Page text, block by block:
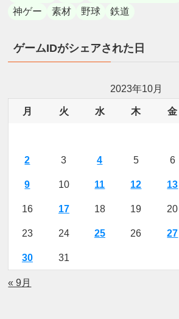
神ゲー
素材 野球 鉄道
ゲームIDがシェアされた日
2023年10月
月 火 水 木 金
2 3 4 5 6
9 10 11 12 13
16 17 18 19 20
23 24 25 26 27
30 31
« 9月